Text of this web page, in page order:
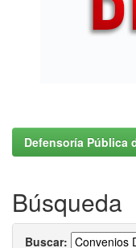
Defensoría Pública
Búsqueda
Buscar: